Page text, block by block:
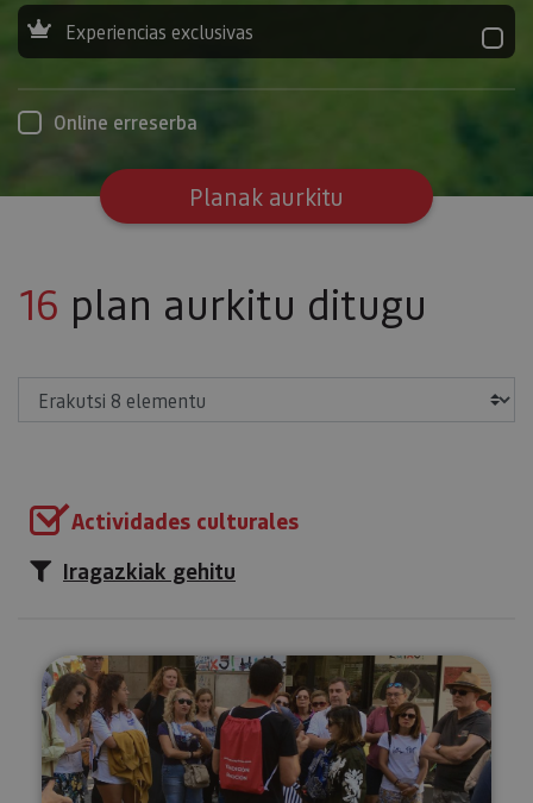
Experiencias exclusivas
Online erreserba
Planak aurkitu
16 plan aurkitu ditugu
Actividades culturales
Iragazkiak gehitu
Pamplona Tour irrati-gidarekin.